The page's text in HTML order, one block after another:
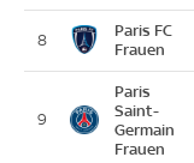
8
Paris FC
Frauen
9
Paris
Saint-
Germain
Frauen